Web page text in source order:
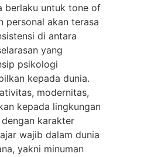
berlaku untuk tone of
personal akan terasa
di antara
yang
psikologi
kepada dunia.
modernitas,
kepada lingkungan
karakter
wajib dalam dunia
yakni minuman